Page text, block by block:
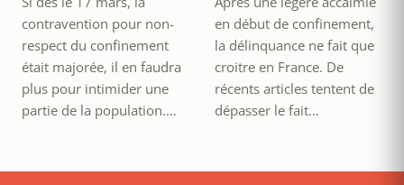
contravention pour non-
respect du confinement
était majorée, il en faudra
plus pour intimider une
partie de la population.…
en début de confinement,
la délinquance ne fait que
croitre en France. De
récents articles tentent de
dépasser le fait…